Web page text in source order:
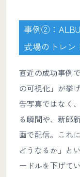
事例②：
式場のトレン
直近の成功事例
の可視化」が挙
告写真ではなく
る瞬間や、新郎
画で配信。これ
どうなるか」と
ードルを下げて